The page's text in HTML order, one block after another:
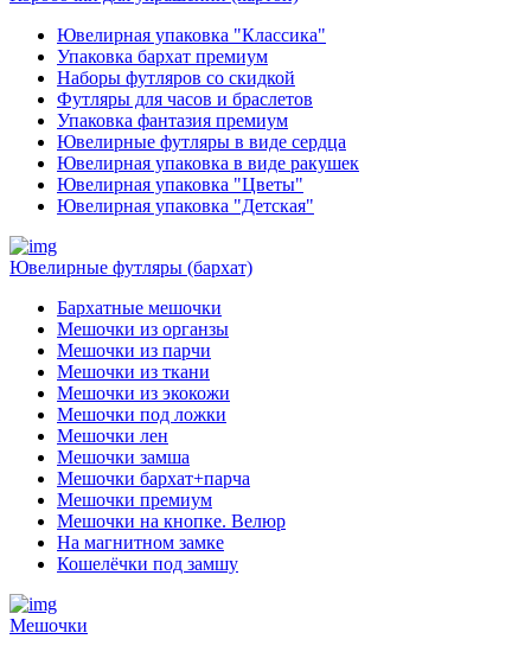
Ювелирная упаковка "Классика"
Упаковка бархат премиум
Наборы футляров со скидкой
Футляры для часов и браслетов
Упаковка фантазия премиум
Ювелирные футляры в виде сердца
Ювелирная упаковка в виде ракушек
Ювелирная упаковка "Цветы"
Ювелирная упаковка "Детская"
Ювелирные футляры (бархат)
Бархатные мешочки
Мешочки из органзы
Мешочки из парчи
Мешочки из ткани
Мешочки из экокожи
Мешочки под ложки
Мешочки лен
Мешочки замша
Мешочки бархат+парча
Мешочки премиум
Мешочки на кнопке. Велюр
На магнитном замке
Кошелёчки под замшу
Мешочки